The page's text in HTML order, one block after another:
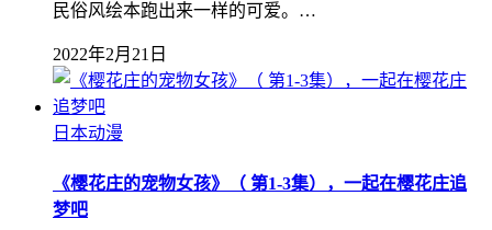
民俗风绘本跑出来一样的可爱。…
2022年2月21日
日本动漫
《樱花庄的宠物女孩》（ 第1-3集），一起在樱花庄追
梦吧